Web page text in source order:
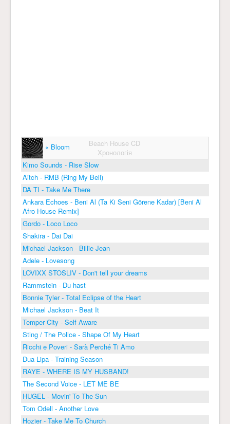
« Bloom
Beach House CD
Хронологія
Kimo Sounds - Rise Slow
Aitch - RMB (Ring My Bell)
DA TI - Take Me There
Ankara Echoes - Beni Al (Ta Ki Seni Görene Kadar) [Beni Al
Afro House Remix]
Gordo - Loco Loco
Shakira - Dai Dai
Michael Jackson - Billie Jean
Adele - Lovesong
LOVIXX STOSLIV - Don't tell your dreams
Rammstein - Du hast
Bonnie Tyler - Total Eclipse of the Heart
Michael Jackson - Beat It
Temper City - Self Aware
Sting / The Police - Shape Of My Heart
Ricchi e Poveri - Sarà Perché Ti Amo
Dua Lipa - Training Season
RAYE - WHERE IS MY HUSBAND!
The Second Voice - LET ME BE
HUGEL - Movin' To The Sun
Tom Odell - Another Love
Hozier - Take Me To Church